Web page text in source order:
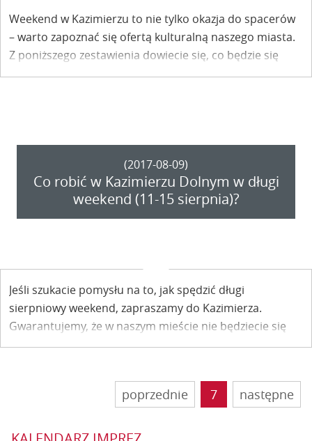
Weekend w Kazimierzu to nie tylko okazja do spacerów
– warto zapoznać się ofertą kulturalną naszego miasta.
Z poniższego zestawienia dowiecie się, co będzie się
działo.
(2017-08-09)
Co robić w Kazimierzu Dolnym w długi
weekend (11-15 sierpnia)?
Jeśli szukacie pomysłu na to, jak spędzić długi
sierpniowy weekend, zapraszamy do Kazimierza.
Gwarantujemy, że w naszym mieście nie będziecie się
nudzić. Z poniższego zestawienia dowiecie się, na jakie
poprzednie 7 następne